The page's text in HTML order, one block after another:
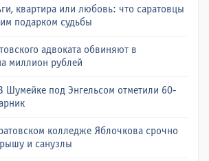
квартира или любовь: что саратовцы
подарком судьбы
адвоката обвиняют в
миллион рублей
Шумейке под Энгельсом отметили 60-
колледже Яблочкова срочно
и санузлы